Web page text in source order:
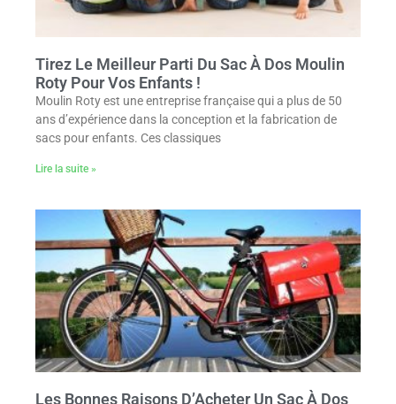
Tirez Le Meilleur Parti Du Sac À Dos Moulin
Roty Pour Vos Enfants !
Moulin Roty est une entreprise française qui a plus de 50
ans d’expérience dans la conception et la fabrication de
sacs pour enfants. Ces classiques
Lire la suite »
Les Bonnes Raisons D’Acheter Un Sac À Dos